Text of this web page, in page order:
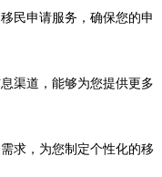
民申请服务，确保您的申
渠道，能够为您提供更多
求，为您制定个性化的移